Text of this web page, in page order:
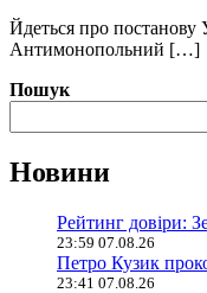
Йдеться про постанову
Антимонопольний […]
Пошук
Новини
Рейтинг довіри:
23:59 07.08.26
Петро Кузик
23:41 07.08.26